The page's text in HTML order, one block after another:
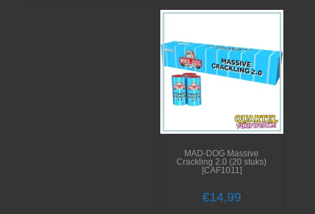
MAD-DOG Massive
Crackling 2.0 (20 stuks)
[CAF1011]
€14,99